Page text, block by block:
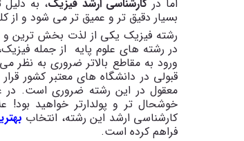
اما درکارشناسی ارشد فیزیک، به
بسیار دقیق تر و عمیق تر می شود و از
رشته فیزیک یکی از لذت بخش ترین و
در رشته های علوم پایه از جمله
ورود به مقاطع بالاتر ضروری به
قبولی در دانشگاه های معتبر کشور
معقول در این رشته ضروری است. در
خوشحال تر و پولدارتر خواهید
کارشناسی ارشد این رشته، انتخاب
فراهم کرده است.